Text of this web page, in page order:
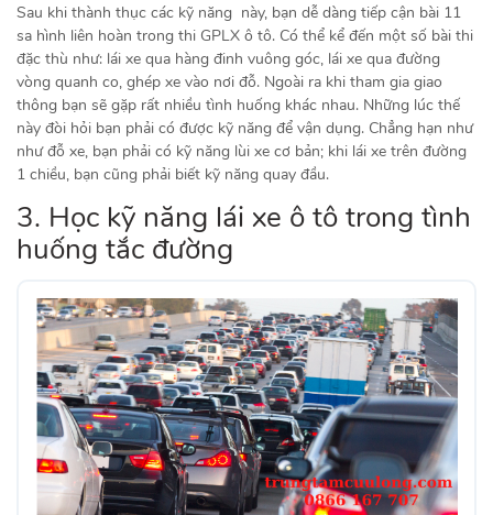
Sau khi thành thục các kỹ năng này, bạn dễ dàng tiếp cận bài 11
sa hình liên hoàn trong thi GPLX ô tô. Có thể kể đến một số bài thi
đặc thù như: lái xe qua hàng đinh vuông góc, lái xe qua đường
vòng quanh co, ghép xe vào nơi đỗ. Ngoài ra khi tham gia giao
thông bạn sẽ gặp rất nhiều tình huống khác nhau. Những lúc thế
này đòi hỏi bạn phải có được kỹ năng để vận dụng. Chẳng hạn như
như đỗ xe, bạn phải có kỹ năng lùi xe cơ bản; khi lái xe trên đường
1 chiều, bạn cũng phải biết kỹ năng quay đầu.
3. Học kỹ năng lái xe ô tô trong tình
huống tắc đường